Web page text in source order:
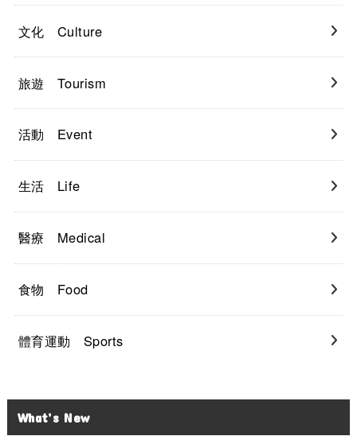
文化 Culture
旅遊 Tourism
活動 Event
生活 Life
醫療 Medical
食物 Food
體育運動 Sports
What’s New